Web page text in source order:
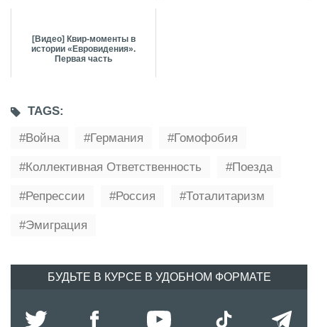
[Видео] Квир-моменты в
истории «Евровидения».
Первая часть
TAGS:
Война
Германия Гомофобия
Коллективная Ответственность Поезда
Репрессии Россия Тоталитаризм
Эмиграция
БУДЬТЕ В КУРСЕ В УДОБНОМ ФОРМАТЕ